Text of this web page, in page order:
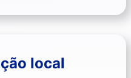
local